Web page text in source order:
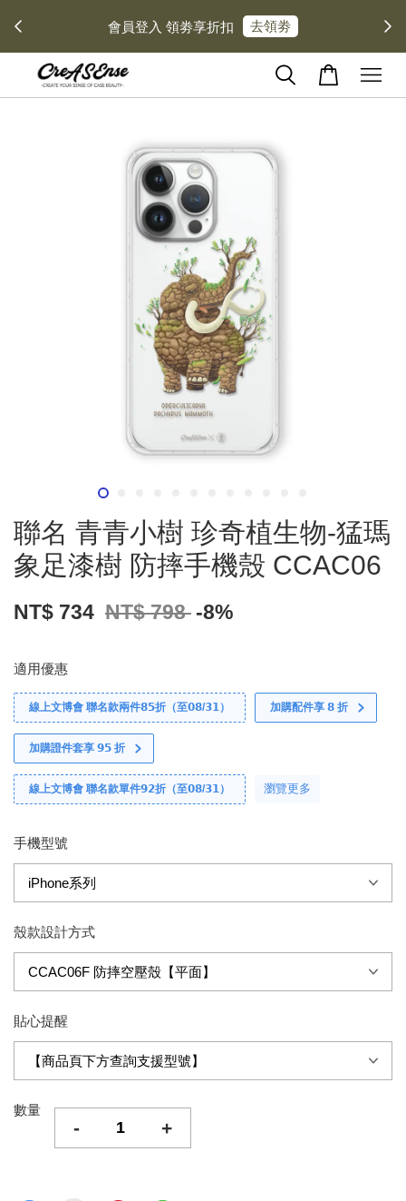
會員登入 領劵享折扣 去領劵
聯名 青青小樹 珍奇植生物-猛瑪
象足漆樹 防摔手機殼 CCAC06
NT$ 734 NT$ 798 -8%
適用優惠
線上文博會 聯名款兩件𝟴𝟱折（至𝟬𝟴/𝟯𝟭） 加購配件享 𝟴 折
加購證件套享 𝟵𝟱 折
線上文博會 聯名款單件𝟵𝟮折（至𝟬𝟴/𝟯𝟭） 瀏覽更多
手機型號
殼款設計方式
貼心提醒
數量
- +